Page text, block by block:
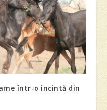
într-o incintă din